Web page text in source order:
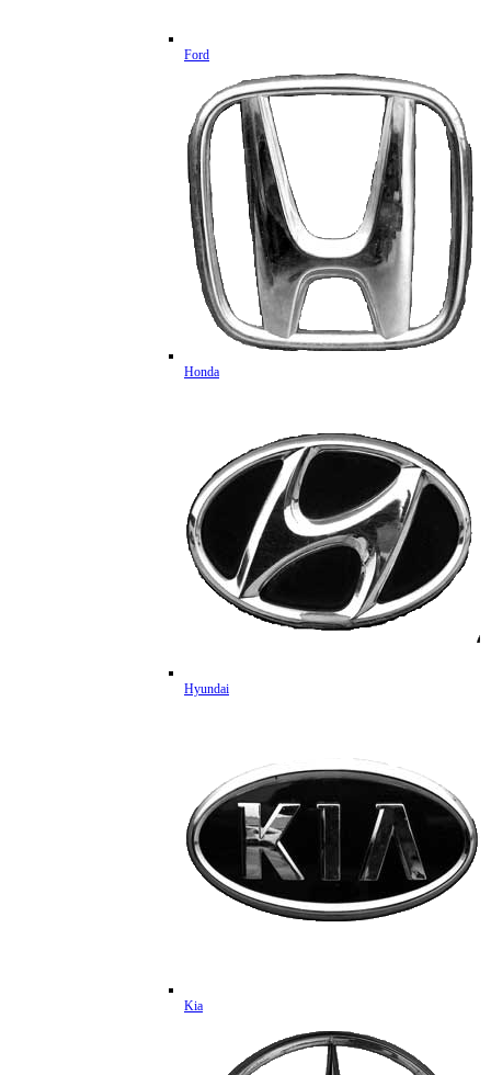
Ford
Honda
Hyundai
Kia